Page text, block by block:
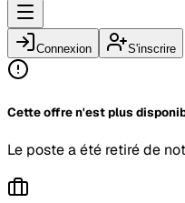
Connexion S'inscrire
Cette offre n'est plus
Le poste a été retiré de